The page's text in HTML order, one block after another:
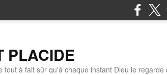
PLACIDE
tout à fait sûr qu'à chaque instant Dieu le regarde